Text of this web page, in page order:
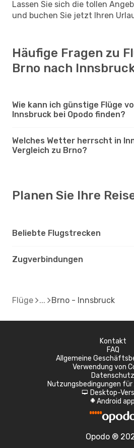
Lassen Sie sich die tollen
und buchen Sie jetzt Ihren
Häufige Fragen zu
Brno nach
Wie kann ich günstige Flüge
Innsbruck bei Opodo finden?
Welches Wetter herrscht in
Vergleich zu Brno?
Planen Sie Ihre
Beliebte Flugstrecken
Zugverbindungen
Flüge Brno - Innsbruck
Kontakt
FAQ
Allgemeine
Verwendung von
Datenschutz
Nutzungsbedingungen
d Desktop-
A Android app
Opodo ®